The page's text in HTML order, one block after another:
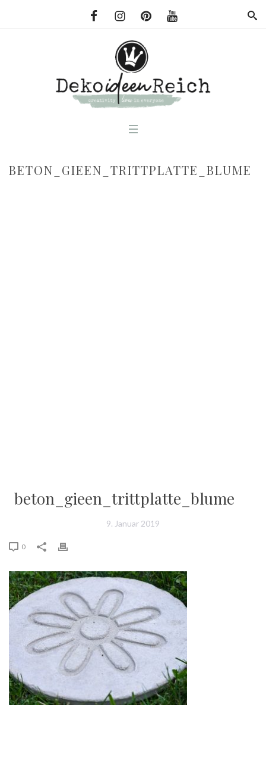
BETON_GIEEN_TRITTPLATTE_BLUME
beton_gieen_trittplatte_blume
9. Januar 2019
0